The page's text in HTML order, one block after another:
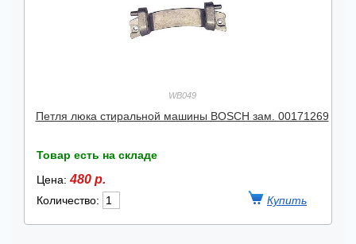
WB049
Петля люка стиральной машины BOSCH зам. 00171269
Товар есть на складе
Цена:480 р.
Количество: